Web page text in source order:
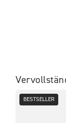
BESTSELLER